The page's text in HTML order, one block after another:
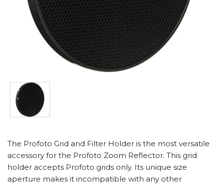
The Profoto Grid and Filter Holder is the most versatile
accessory for the Profoto Zoom Reflector. This grid
holder accepts Profoto grids only. Its unique size
aperture makes it incompatible with any other